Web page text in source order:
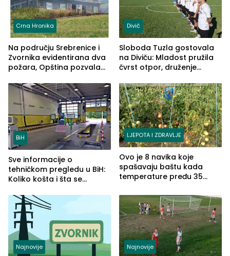
Crna Hronika
Na području Srebrenice i
Zvornika evidentirana dva
požara, Opština pozvala
Divič
Sloboda Tuzla gostovala
na Diviču: Mladost pružila
čvrst otpor, druženje
jezera
BiH
Sve informacije o
tehničkom pregledu u BiH:
Koliko košta i šta se
LJEPOTA I ZDRAVLJE
Ovo je 8 navika koje
spašavaju baštu kada
temperature pređu 35
Najnovije Najnovije